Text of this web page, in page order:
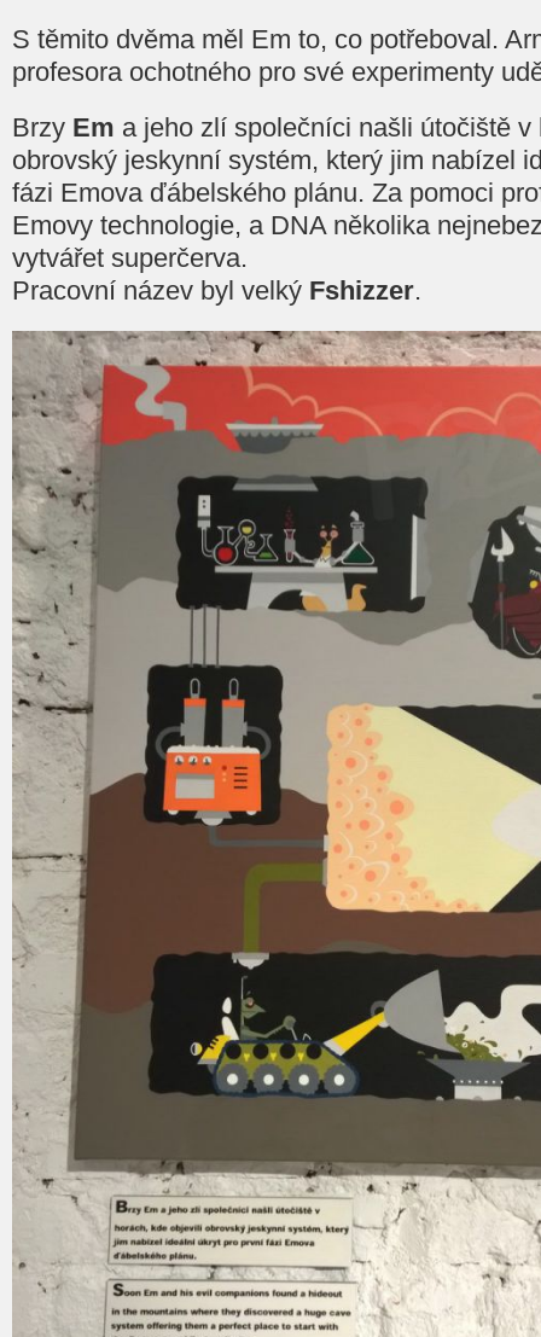
S těmito dvěma měl Em to, co potřeboval.
profesora ochotného pro své experimenty
Brzy Em a jeho zlí společníci našli útočiště v
obrovský jeskynní systém, který jim nabízel
fázi Emova ďábelského plánu. Za pomoci
Emovy technologie, a DNA několika
vytvářet superčerva.
Pracovní název byl velký Fshizzer.